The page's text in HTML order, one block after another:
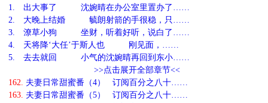
1.
出大事了 沈婉晴在办公室里置办了……
2.
大晚上结婚 毓朗射箭的手很稳，只……
3.
潦草小狗 坐财，听着好听，说白了……
4.
天将降‘大任’于斯人也 刚见面，……
5.
去去就回 小气的沈婉晴再回到东小……
>>点击展开全部章节<<
162. 夫妻日常甜蜜番（4） 订阅百分之八十……
163. 夫妻日常甜蜜番（5） 订阅百分之八十……